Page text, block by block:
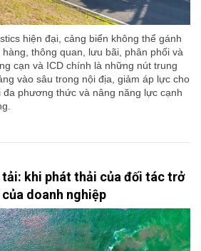
hiện đại, cảng biển không thể gánh
thông quan, lưu bãi, phân phối và
cạn và ICD chính là những nút trung
vào sâu trong nội địa, giảm áp lực cho
phương thức và nâng năng lực cạnh
khi phát thải của đối tác trở
doanh nghiệp